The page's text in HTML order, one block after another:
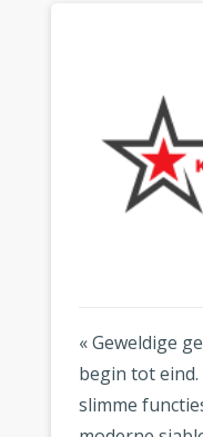
« Geweldige
begin tot
slimme